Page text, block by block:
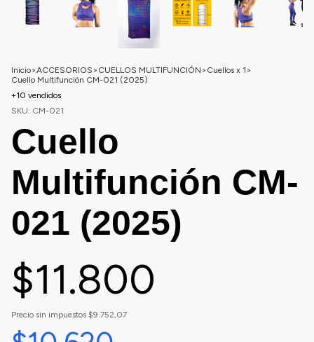
Inicio>ACCESORIOS > CUELLOS MULTIFUNCIÓN > Cuellos x 1 >
Cuello Multifunción CM-021 (2025)
+10 vendidos
SKU: CM-021
Cuello
Multifunción CM-
021 (2025)
$11.800
Precio sin impuestos $9.752,07